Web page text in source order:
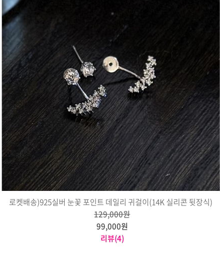
로켓배송)925실버 눈꽃 포인트 데일리 귀걸이(14K 실리콘 뒷장식)
129,000원
99,000원
리뷰(4)